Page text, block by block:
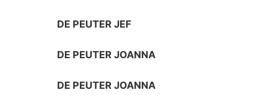
DE PEUTER JEF
DE PEUTER JOANNA
DE PEUTER JOANNA